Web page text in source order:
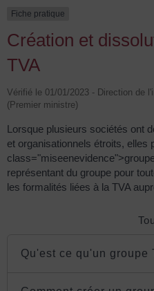
Fiche pratique
Création et
TVA
Vérifié le 01/01/2023 - Direction de
(Premier ministre)
Lorsque plusieurs sociétés ont
et organisationnels étroits, elles
représentant du groupe pour
les formalités liées à la TVA
Qu'est ce qu'un groupe